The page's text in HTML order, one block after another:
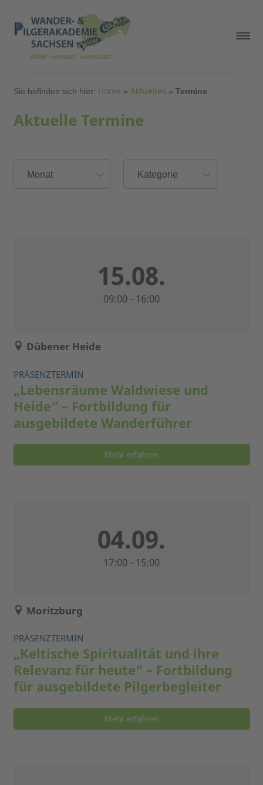
Sie befinden sich hier: Home » Aktuelles » Termine
Aktuelle Termine
15.08.
09:00 - 16:00
PRÄSENZTERMIN
„Lebensräume Waldwiese und
Heide“ – Fortbildung für
ausgebildete Wanderführer
Dübener Heide
Mehr erfahren
04.09.
17:00 - 15:00
PRÄSENZTERMIN
„Keltische Spiritualität und ihre
Relevanz für heute“ – Fortbildung
für ausgebildete Pilgerbegleiter
Moritzburg
Mehr erfahren